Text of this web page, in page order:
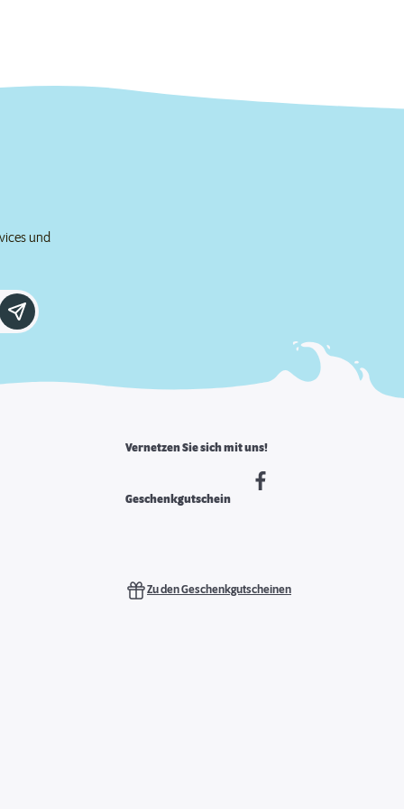
und
Vernetzen Sie sich mit uns!
Geschenkgutschein
Zu den Geschenkgutscheinen